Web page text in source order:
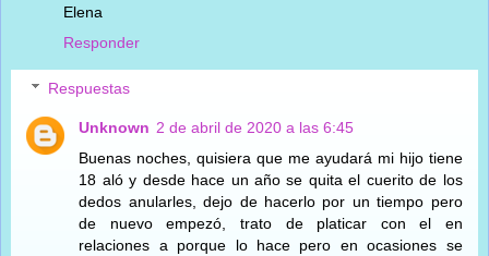
Elena
Responder
Respuestas
Unknown 2 de abril de 2020 a las 6:45
Buenas noches, quisiera que me ayudará mi hijo tiene
18 aló y desde hace un año se quita el cuerito de los
dedos anularles, dejo de hacerlo por un tiempo pero
de nuevo empezó, trato de platicar con el en
relaciones a porque lo hace pero en ocasiones se